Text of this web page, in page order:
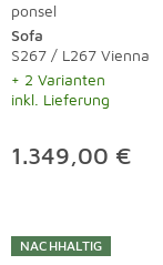
ponsel
Sofa
S267 / L267 Vienna
+ 2 Varianten
inkl. Lieferung
1.349,00 €
NACHHALTIG